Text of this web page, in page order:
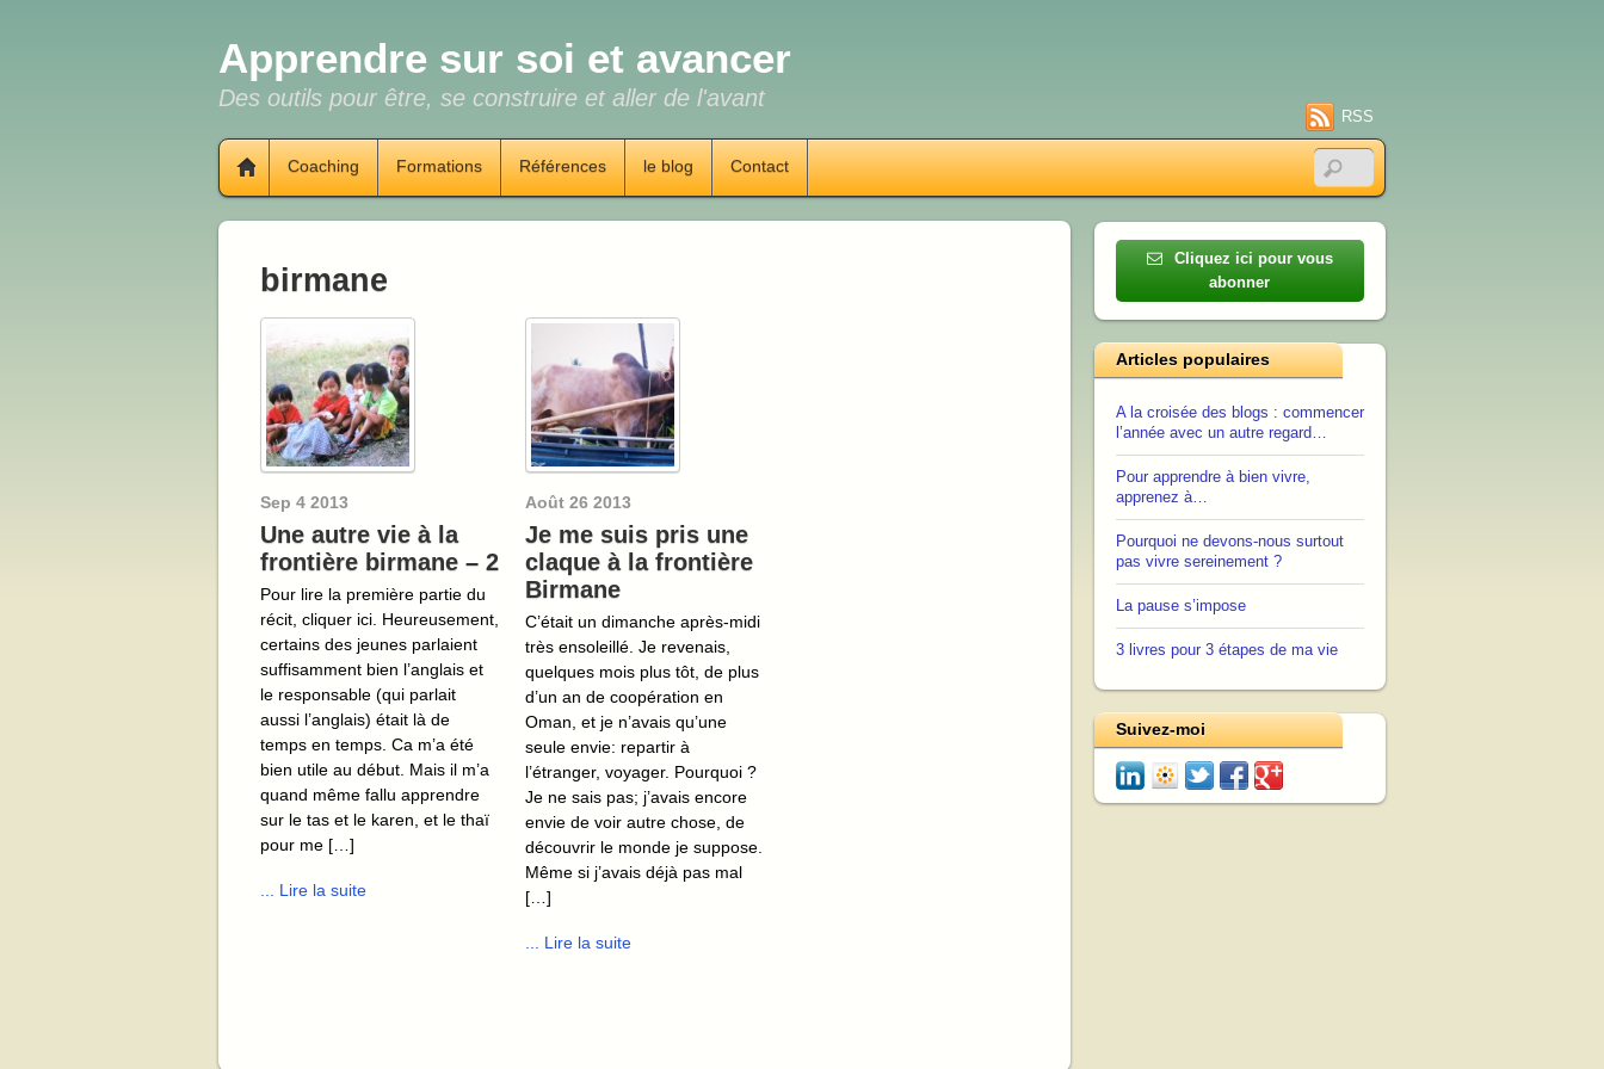
Apprendre sur soi et avancer
Des outils pour être, se construire et aller de l'avant
RSS
Coaching Formations Références le blog Contact
birmane
Sep 4 2013
Une autre vie à la
frontière birmane – 2
Pour lire la première partie du
récit, cliquer ici. Heureusement,
certains des jeunes parlaient
suffisamment bien l’anglais et
le responsable (qui parlait
aussi l’anglais) était là de
temps en temps. Ca m’a été
bien utile au début. Mais il m’a
quand même fallu apprendre
sur le tas et le karen, et le thaï
pour me […]
... Lire la suite
Août 26 2013
Je me suis pris une
claque à la frontière
Birmane
C’était un dimanche après-midi
très ensoleillé. Je revenais,
quelques mois plus tôt, de plus
d’un an de coopération en
Oman, et je n’avais qu’une
seule envie: repartir à
l’étranger, voyager. Pourquoi ?
Je ne sais pas; j’avais encore
envie de voir autre chose, de
découvrir le monde je suppose.
Même si j’avais déjà pas mal
[…]
... Lire la suite
Cliquez ici pour vous
abonner
Articles populaires
A la croisée des blogs : commencer
l’année avec un autre regard…
Pour apprendre à bien vivre,
apprenez à…
Pourquoi ne devons-nous surtout
pas vivre sereinement ?
La pause s’impose
3 livres pour 3 étapes de ma vie
Suivez-moi